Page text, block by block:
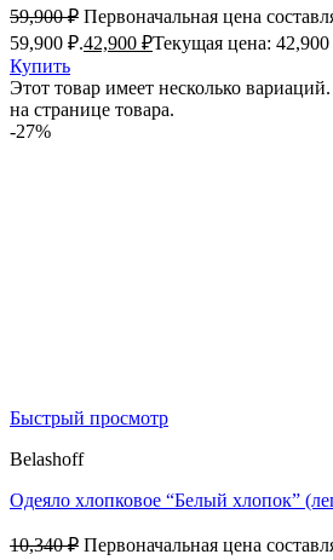
59,900₽ Первоначальная цена
59,900 ₽.42,900 ₽Текущая цена: 42,900
Купить
Этот товар имеет несколько
на странице товара.
-27%
Быстрый просмотр
Belashoff
Одеяло хлопковое “Белый хлопок”
10,340₽ Первоначальная цена